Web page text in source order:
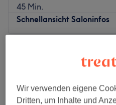
45 Min.
Schnellansicht Saloninfos
Donnerstag
Freitag
Wir verwenden eigene
Dritten, um Inhalte und